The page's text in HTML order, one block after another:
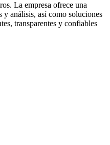
La empresa ofrece una
análisis, así como soluciones
transparentes y confiables